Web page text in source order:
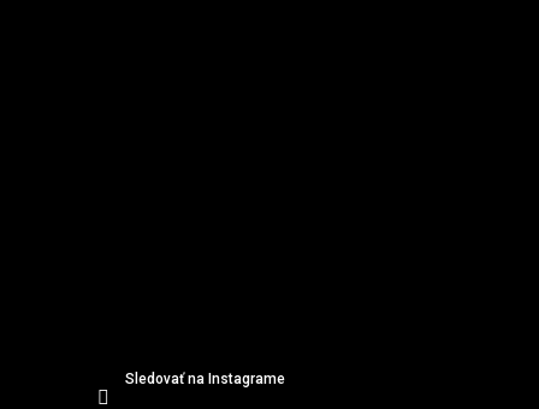
Sledovať na Instagrame